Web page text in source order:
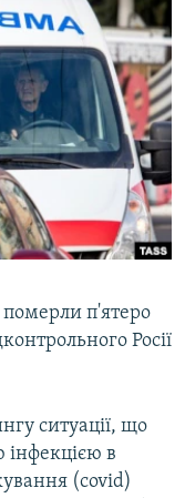
померли п'ятеро
Росії
ситуації, що
інфекцією в
(covid)